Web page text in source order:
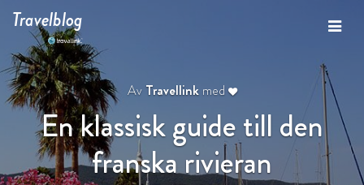
Travelblog
Av Travellinkmed
En klassisk guide till den
franska rivieran